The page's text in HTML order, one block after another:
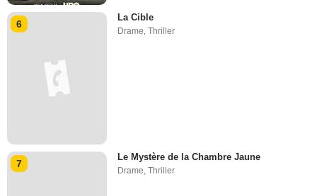
6
La Cible
Drame,Thriller
7
Le Mystère de la Chambre Jaune
Drame,Thriller